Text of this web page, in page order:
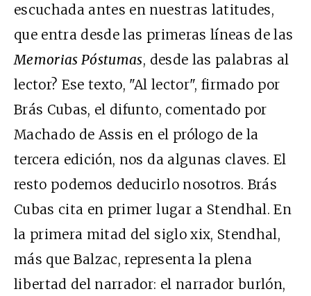
escuchada antes en nuestras latitudes,
que entra desde las primeras líneas de las
Memorias Póstumas, desde las palabras al
lector? Ese texto, "Al lector", firmado por
Brás Cubas, el difunto, comentado por
Machado de Assis en el prólogo de la
tercera edición, nos da algunas claves. El
resto podemos deducirlo nosotros. Brás
Cubas cita en primer lugar a Stendhal. En
la primera mitad del siglo xix, Stendhal,
más que Balzac, representa la plena
libertad del narrador: el narrador burlón,